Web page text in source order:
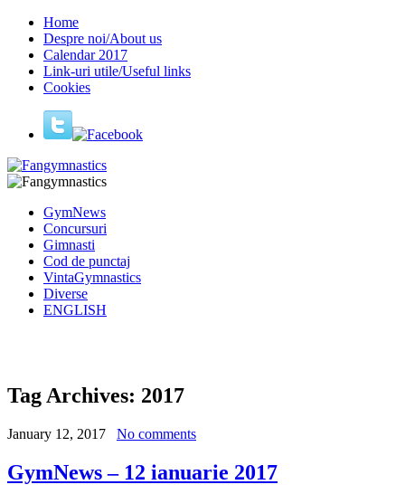
Home
Despre noi/About us
Calendar 2017
Link-uri utile/Useful links
Cookies
GymNews
Concursuri
Gimnasti
Cod de punctaj
VintaGymnastics
Diverse
ENGLISH
Tag Archives: 2017
January 12, 2017 No comments
GymNews – 12 ianuarie 2017